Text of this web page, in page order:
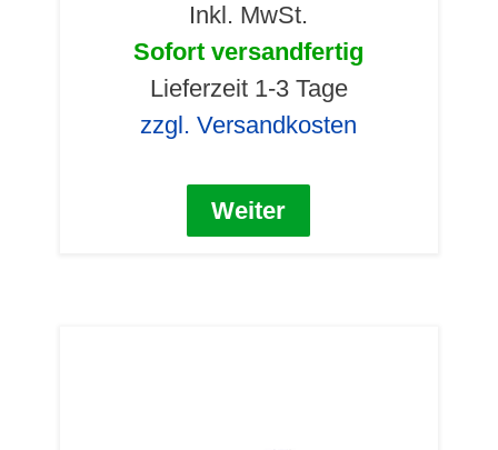
Inkl. MwSt.
Sofort versandfertig
Lieferzeit 1-3 Tage
zzgl. Versandkosten
Weiter